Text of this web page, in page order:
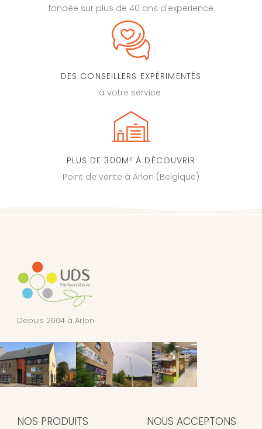
fondée sur plus de 40 ans d'experience
DES CONSEILLERS EXPÉRIMENTÉS
à votre service
PLUS DE 300M² À DÉCOUVRIR
Point de vente à Arlon (Belgique)
Depuis 2004 à Arlon
NOS PRODUITS NOUS ACCEPTONS